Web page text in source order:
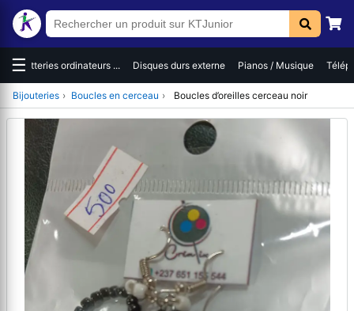
☰Batteries ordinateurs ... Disques durs externe Pianos / Musique
Bijouteries › Boucles en cerceau › Boucles d’oreilles cerceau noir